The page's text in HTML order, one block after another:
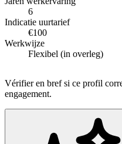
6
Indicatie uurtarief
€100
Werkwijze
Flexibel (in overleg)
Vérifier en bref si ce profil
engagement.